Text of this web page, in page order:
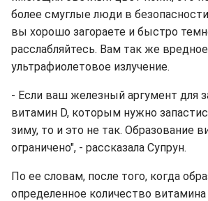
более смуглые люди в
вы хорошо загораете и быстро
расслабляйтесь. Вам так же вредное
ультрафиолетовое излучение.
- Если ваш железный аргумент для
витамин D, которым нужно
зиму, то и это не так. Образование
ограничено", - рассказала Супрун.
По ее словам, после того, когда
определенное количество витамина